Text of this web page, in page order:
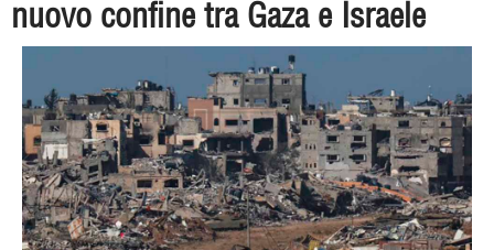
nuovo confine tra Gaza e Israele